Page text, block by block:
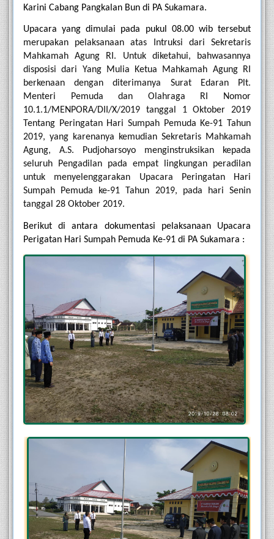
Karini Cabang Pangkalan Bun di PA Sukamara.
merupakan pelaksanaan atas Intruksi dari Sekretaris
Mahkamah Agung RI. Untuk diketahui, bahwasannya
disposisi dari Yang Mulia Ketua Mahkamah Agung RI
berkenaan dengan diterimanya Surat Edaran Plt.
Menteri Pemuda dan Olahraga RI Nomor
10.1.1/MENPORA/DII/X/2019 tanggal 1 Oktober 2019
Tentang Peringatan Hari Sumpah Pemuda Ke-91 Tahun
2019, yang karenanya kemudian Sekretaris Mahkamah
Agung, A.S. Pudjoharsoyo menginstruksikan kepada
seluruh Pengadilan pada empat lingkungan peradilan
untuk menyelenggarakan Upacara Peringatan Hari
Sumpah Pemuda ke-91 Tahun 2019, pada hari Senin
tanggal 28 Oktober 2019.
Berikut di antara dokumentasi pelaksanaan Upacara
Perigatan Hari Sumpah Pemuda Ke-91 di PA Sukamara :